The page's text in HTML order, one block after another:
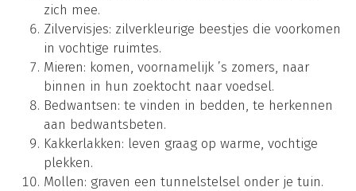
zich mee.
Zilvervisjes: zilverkleurige beestjes die voorkomen
in vochtige ruimtes.
Mieren: komen, voornamelijk ’s zomers, naar
binnen in hun zoektocht naar voedsel.
Bedwantsen: te vinden in bedden, te herkennen
aan bedwantsbeten.
Kakkerlakken: leven graag op warme, vochtige
plekken.
Mollen: graven een tunnelstelsel onder je tuin.